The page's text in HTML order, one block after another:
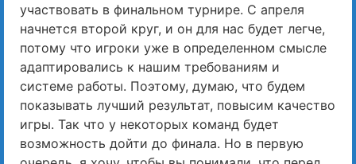
участвовать в финальном турнире. С апреля
начнется второй круг, и он для нас будет легче,
потому что игроки уже в определенном смысле
адаптировались к нашим требованиям и
системе работы. Поэтому, думаю, что будем
показывать лучший результат, повысим качество
игры. Так что у некоторых команд будет
возможность дойти до финала. Но в первую